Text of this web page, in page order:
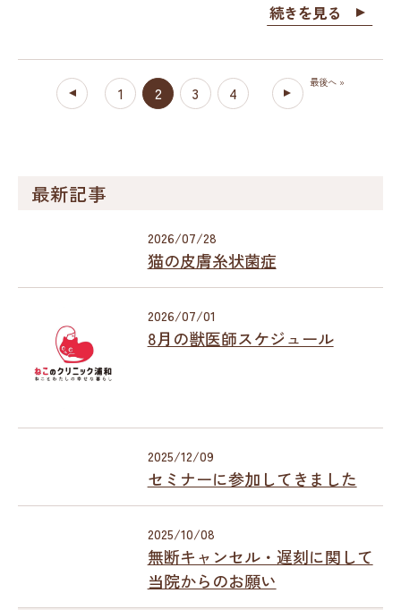
続きを見る
1 2 3 4
最後へ »
最新記事
2026/07/28
猫の皮膚糸状菌症
2026/07/01
8月の獣医師スケジュール
2025/12/09
セミナーに参加してきました
2025/10/08
無断キャンセル・遅刻に関して
当院からのお願い